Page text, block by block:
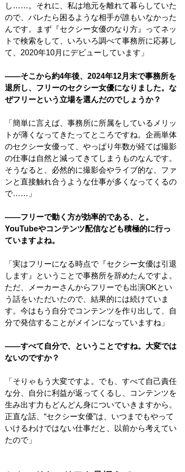
し……。それに、私は地元を離れて暮らしていた
ので、バレたら困るような相手が誰もいなかった
んです。まず『セクシー女優のなり方』ってネッ
トで検索をして、いろいろ調べて事務所に応募し
て、2020年10月にデビューしています」
――そこから約4年後、2024年12月末で事務所を
退所し、フリーのセクシー女優になりました。な
ぜフリーという立場を選んだのでしょうか？
「簡単に言えば、事務所に所属をしているメリッ
トが薄くなってきたってところですね。企画単体
のセクシー女優って、やっぱり年数が経てば撮影
の仕事は自然と減ってきてしまうものなんです。
そうなると、必然的に撮影会やライブ的な、ファ
ンと直接触れ合うような仕事が多くなってくるの
で……」
――フリーで動く方が効率的である、と。
YouTubeやコンテンツ配信なども積極的に行っ
ていますよね。
「実はフリーになる時点で『セクシー女優は引退
します』ということで事務所を辞めたんですよ。
ただ、メーカーさんからフリーでも出演OKとい
う話をいただいたので、結果的には続けていま
す。今はもう自分でコンテンツを作り出して、自
分で発信することがメインになっていますね」
――すべて自分で、ということですね。大変では
ないのですか？
「そりゃもう大変ですよ。でも、すべて自己責任
な分、自分に利益が返ってくるし、コンテンツを
生み出す力もどんどん身についていきますから。
正直な話、“セクシー女優”は、いつまでもやって
いけるわけではない仕事だと、以前から考えてい
たので」